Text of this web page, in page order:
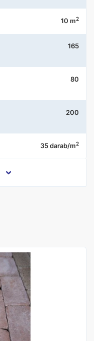
10 m2
165
80
200
35 darab/m2
ME8NS
UH-003247;UH-436244
Nem szortiment termék a
központi Raktárban